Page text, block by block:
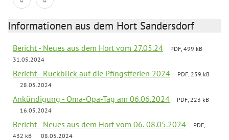
Informationen aus dem Hort Sandersdorf
Bericht - Neues aus dem Hort vom 27.05.24
PDF, 499 kB
31.05.2024
Bericht - Rückblick auf die Pfingstferien 2024
PDF, 259 kB
28.05.2024
Ankündigung - Oma-Opa-Tag am 06.06.2024
PDF, 223 kB
16.05.2024
Bericht - Neues aus dem Hort vom 06.-08.05.2024
PDF,
432 kB
08.05.2024